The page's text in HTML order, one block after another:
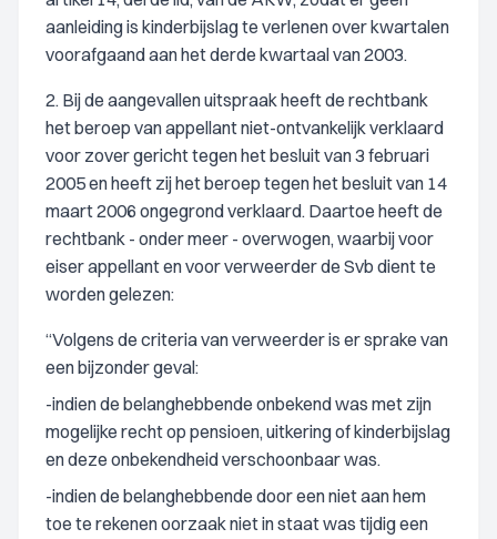
aanleiding is kinderbijslag te verlenen over kwartalen
voorafgaand aan het derde kwartaal van 2003.
2. Bij de aangevallen uitspraak heeft de rechtbank
het beroep van appellant niet-ontvankelijk verklaard
voor zover gericht tegen het besluit van 3 februari
2005 en heeft zij het beroep tegen het besluit van 14
maart 2006 ongegrond verklaard. Daartoe heeft de
rechtbank - onder meer - overwogen, waarbij voor
eiser appellant en voor verweerder de Svb dient te
worden gelezen:
“Volgens de criteria van verweerder is er sprake van
een bijzonder geval:
-indien de belanghebbende onbekend was met zijn
mogelijke recht op pensioen, uitkering of kinderbijslag
en deze onbekendheid verschoonbaar was.
-indien de belanghebbende door een niet aan hem
toe te rekenen oorzaak niet in staat was tijdig een